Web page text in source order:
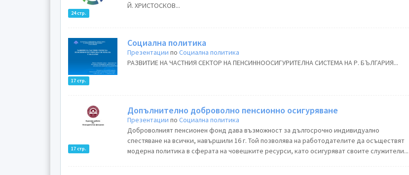
24 стр.
Й. ХРИСТОСКОВ...
17 стр.
Социална политика
Презентации поСоциална политика
РАЗВИТИЕ НА ЧАСТНИЯ СЕКТОР НА ПЕНСИННООСИГУРИТЕЛНА СИСТЕМА НА Р. БЪЛГАРИЯ...
17 стр.
Допълнително доброволно пенсионно осигуряване
Презентации поСоциална политика
Доброволният пенсионен фонд дава възможност за дългосрочно индивидуално
спестяване на всички, навършили 16 г. Той позволява на работодателите да осъществят
модерна политика в сферата на човешките ресурси, като осигуряват своите служители...